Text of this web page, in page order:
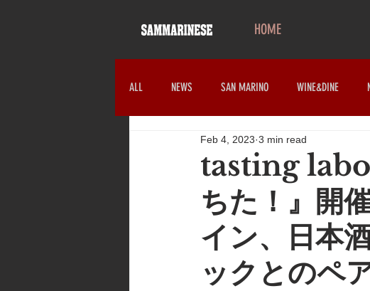
HOME
ALL NEWS SAN MARINO WINE&DINE
tasting labo
ちた！』開
イン、日本
ックとのペ
Feb 4, 2023 3 min read